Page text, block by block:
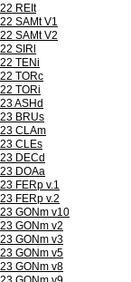
REIt
SAMt V1
SAMt V2
SIRl
TENi
TORc
TORi
ASHd
BRUs
CLAm
CLEs
DECd
DOAa
FERp v.1
FERp v.2
GONm v10
GONm v2
GONm v3
GONm v5
GONm v8